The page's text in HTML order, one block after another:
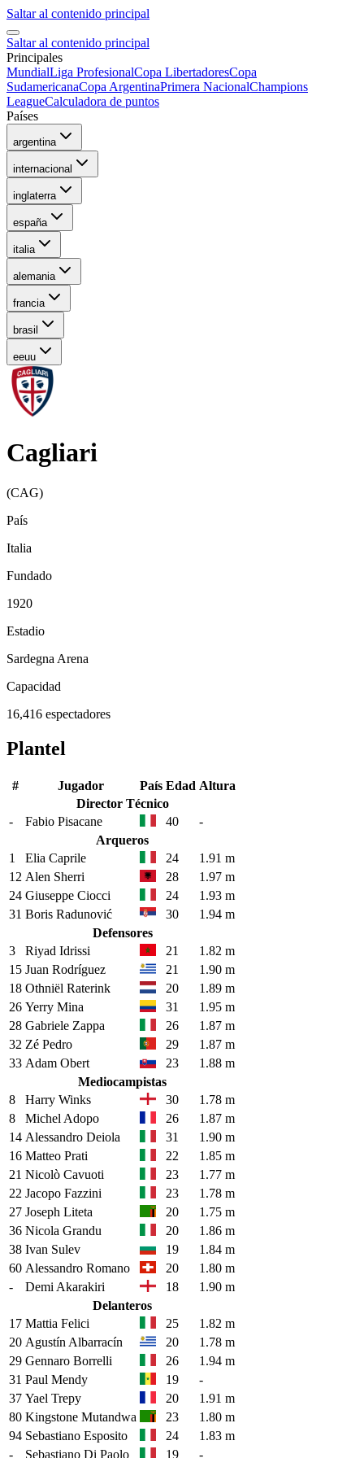
Saltar al contenido principal
Saltar al contenido principal
Principales
MundialLiga ProfesionalCopa LibertadoresCopa
SudamericanaCopa ArgentinaPrimera NacionalChampions
LeagueCalculadora de puntos
Países
argentina
internacional
inglaterra
españa
italia
alemania
francia
brasil
eeuu
Cagliari
(CAG)
País
Italia
Fundado
1920
Estadio
Sardegna Arena
Capacidad
16,416 espectadores
Plantel
# Jugador País Edad Altura
Director Técnico
-
Fabio Pisacane 40
-
Arqueros
1
Elia Caprile 24
1.91 m
12 Alen Sherri 28
1.97 m
24 Giuseppe Ciocci 24
1.93 m
31 Boris Radunović 30
1.94 m
Defensores
3
Riyad Idrissi 21
1.82 m
15 Juan Rodríguez 21
1.90 m
18 Othniël Raterink 20
1.89 m
26 Yerry Mina 31
1.95 m
28 Gabriele Zappa 26
1.87 m
32 Zé Pedro 29
1.87 m
33 Adam Obert 23
1.88 m
Mediocampistas
8
Harry Winks 30
1.78 m
8
Michel Adopo 26
1.87 m
14 Alessandro Deiola 31
1.90 m
16 Matteo Prati 22
1.85 m
21 Nicolò Cavuoti 23
1.77 m
22 Jacopo Fazzini 23
1.78 m
27 Joseph Liteta 20
1.75 m
36 Nicola Grandu 20
1.86 m
38 Ivan Sulev 19
1.84 m
60 Alessandro Romano 20
1.80 m
-
Demi Akarakiri 18
1.90 m
Delanteros
17 Mattia Felici 25
1.82 m
20 Agustín Albarracín 20
1.78 m
29 Gennaro Borrelli 26
1.94 m
31 Paul Mendy 19
-
37 Yael Trepy 20
1.91 m
80 Kingstone Mutandwa 23
1.80 m
94 Sebastiano Esposito 24
1.83 m
-
Sebastiano Di Paolo 19 -